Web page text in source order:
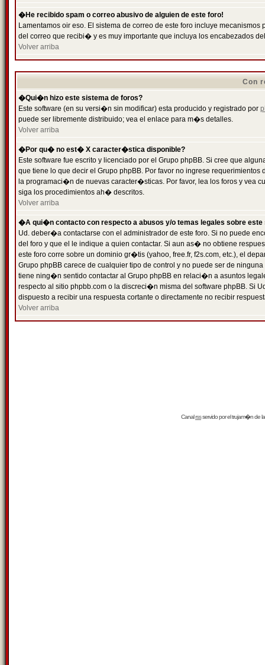
�He recibido spam o correo abusivo de alguien de este foro!
Lamentamos oir eso. El sistema de correo de este foro incluye
del correo que recibi� y es muy importante que incluya los encabezados
Volver arriba
Con
�Qui�n hizo este sistema de foros?
Este software (en su versi�n sin modificar) esta producido y registrado por
puede ser libremente distribuido; vea el enlace para m�s detalles.
Volver arriba
�Por qu� no est� X caracter�stica disponible?
Este software fue escrito y licenciado por el Grupo phpBB. Si cree que
que tiene lo que decir el Grupo phpBB. Por favor no ingrese
la programaci�n de nuevas caracter�sticas. Por favor, lea los foros y vea
siga los procedimientos ah� descritos.
Volver arriba
�A qui�n contacto con respecto a abusos y/o temas legales sobre este
Ud. deber�a contactarse con el administrador de este foro. Si no puede
del foro y que el le indique a quien contactar. Si aun as� no obtiene
este foro corre sobre un dominio gr�tis (yahoo, free.fr, f2s.com, etc.), el
Grupo phpBB carece de cualquier tipo de control y no puede ser de
tiene ning�n sentido contactar al Grupo phpBB en relaci�n a asuntos
respecto al sitio phpbb.com o la discreci�n misma del software phpBB. Si
dispuesto a recibir una respuesta cortante o directamente no recibir
Volver arriba
Canalrssservido por eltrujam�nde